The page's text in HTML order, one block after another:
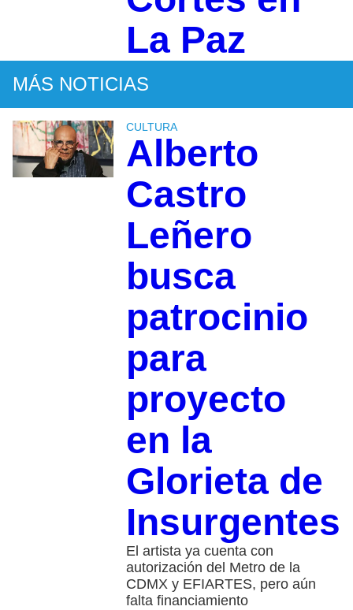
La Paz
MÁS NOTICIAS
CULTURA
Alberto
Castro
Leñero
busca
patrocinio
para
proyecto
en la
Glorieta de
Insurgentes
El artista ya cuenta con
autorización del Metro de la
CDMX y EFIARTES, pero aún
falta financiamiento